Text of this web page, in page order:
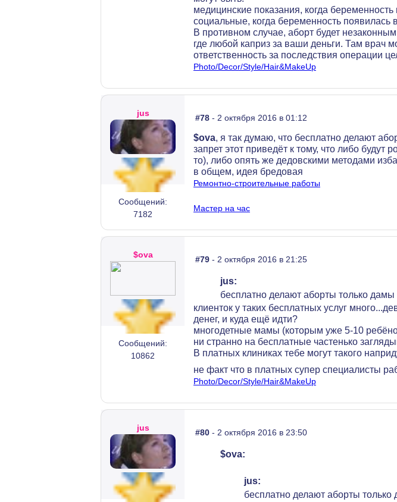
медицинские показания, когда
социальные, когда беременность появилась
В противном случае, аборт будет
где любой каприз за ваши деньги. Там врач
ответственность за последствия операции
Photo/Decor/Style/Hair&MakeUp
jus
Сообщений:
7182
#78 - 2 октября 2016 в 01:12
$ova, я так думаю, что бесплатно делают
запрет этот приведёт к тому, что либо
то), либо опять же дедовскими методами
в общем, идея бредовая
Ремонтно-строительные работы
Мастер на час
$ova
Сообщений:
10862
#79 - 2 октября 2016 в 21:25
jus:
бесплатно делают аборты только
клиенток у таких бесплатных услуг
денег, и куда ещё идти?
многодетные мамы (которым уже 5-10
ни странно на бесплатные частенько
В платных клиниках тебе могут такого
не факт что в платных супер специалисты
Photo/Decor/Style/Hair&MakeUp
jus #80 - 2 октября 2016 в 23:50
$ova:
jus:
бесплатно делают аборты